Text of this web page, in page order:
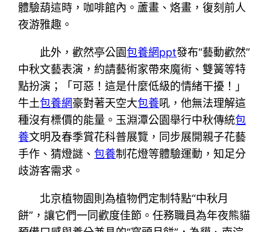
體驗葫這時，咖啡館內。蘆畫、烙畫，復刻前人
夜游雅趣。
此外，歡然亭公園包養網ppt發布“藝動歡然”
中秋文藝表演，約請藝術家帶來魔術、雙簧等特
點扮演；「可惡！這是什麼低級的情緒干擾！」
牛土包養網豪對著天空大包養吼，他無法理解這
種沒有標價的能量。玉淵潭公園舉行中秋傳統包
養文明及春季賞花科普展覽，同步展開親子花藝
手作、猜燈謎、包養制花燈等體驗運動，知足分
歧游客需求。
北京植物園則為植物們定制特點“中秋月
餅”，讓它們一同歡度佳節。任務職員為年夜熊貓